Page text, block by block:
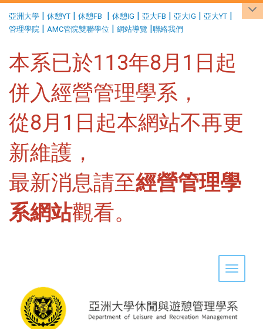
亞洲大學 | 休憩YT | 休憩FB | 休憩IG | 亞大FB | 亞大IG | 亞大YT |
管理學院 | AMC管院雙聯學位 | 網站導覽 |聯絡我們
本系已於113年8月1日起
併入經營管理學系，
從8月1日起本網站不再更
新維護，
最新消息請至經營管理學
系網站觀看。
Toggle